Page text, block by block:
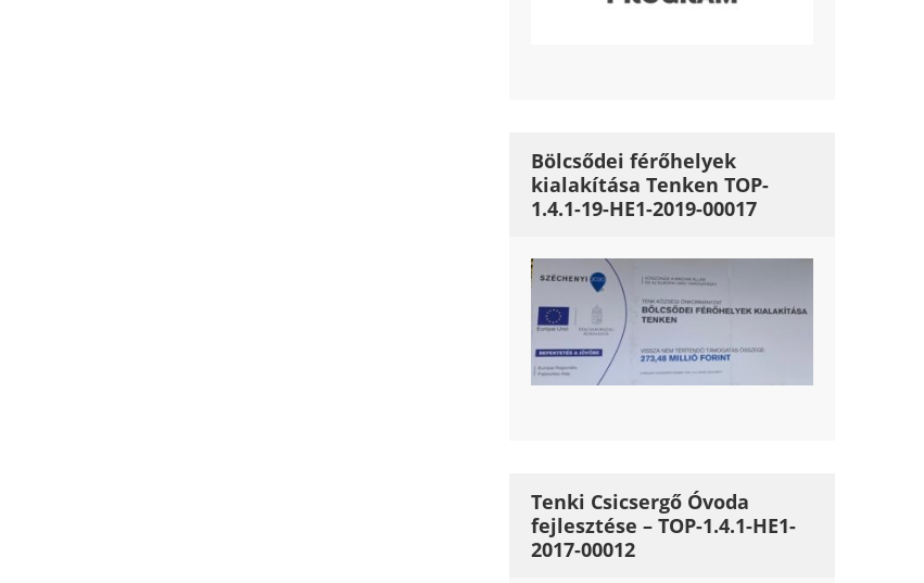
Bölcsődei férőhelyek
kialakítása Tenken TOP-
1.4.1-19-HE1-2019-00017
Tenki Csicsergő Óvoda
fejlesztése – TOP-1.4.1-HE1-
2017-00012